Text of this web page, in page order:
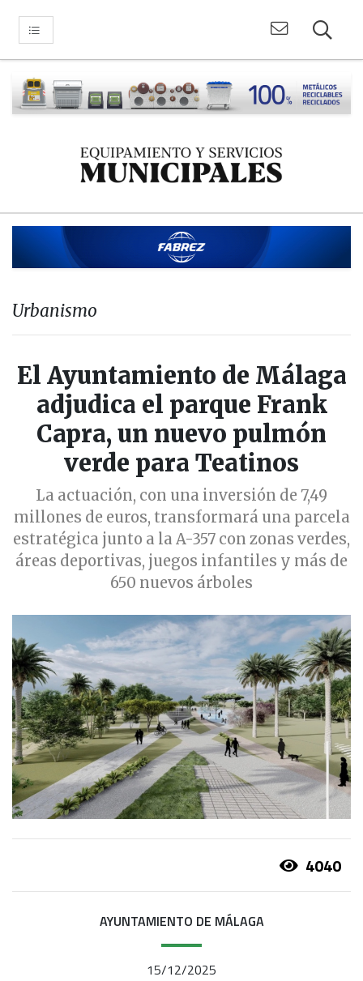
Urbanismo
El Ayuntamiento de Málaga
adjudica el parque Frank
Capra, un nuevo pulmón
verde para Teatinos
La actuación, con una inversión de 7,49
millones de euros, transformará una parcela
estratégica junto a la A-357 con zonas verdes,
áreas deportivas, juegos infantiles y más de
650 nuevos árboles
4040
AYUNTAMIENTO DE MÁLAGA
15/12/2025